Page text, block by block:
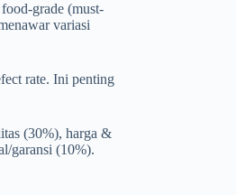
grade (must-
variasi
rate. Ini penting
(30%), harga &
garansi (10%).